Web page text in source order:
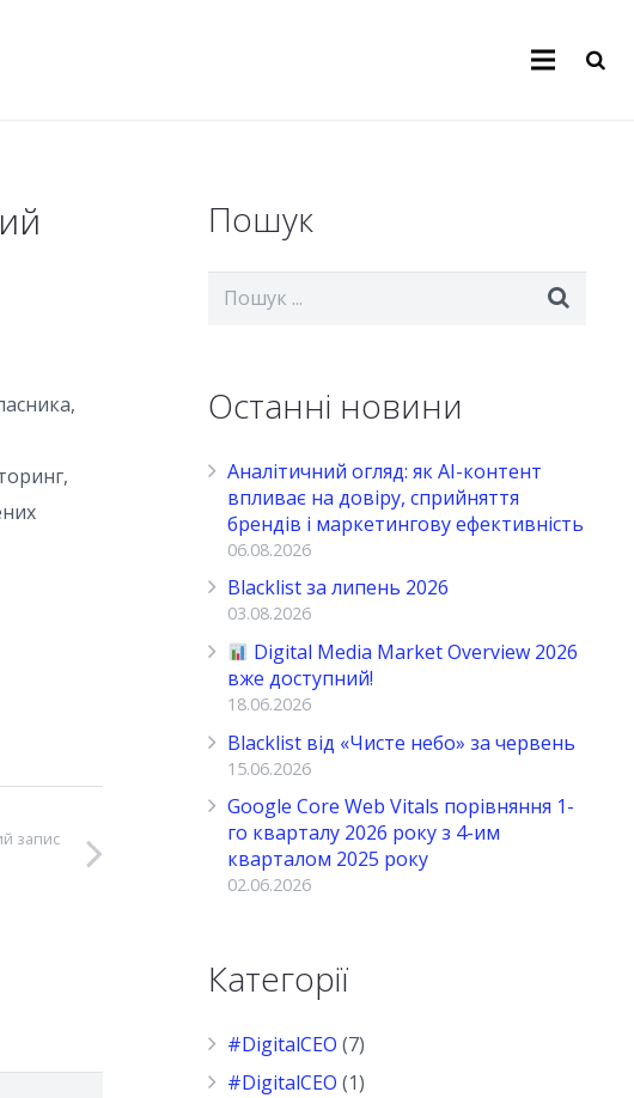
запис
Пошук
Останні новини
Аналітичний огляд: як AI-контент
впливає на довіру, сприйняття
брендів і маркетингову ефективність
06.08.2026
Blacklist за липень 2026
03.08.2026
Digital Media Market Overview 2026
вже доступний!
18.06.2026
Blacklist від «Чисте небо» за червень
15.06.2026
Google Core Web Vitals порівняння 1-
го кварталу 2026 року з 4-им
кварталом 2025 року
02.06.2026
Категорії
#DigitalCEO (7)
#DigitalCEO (1)